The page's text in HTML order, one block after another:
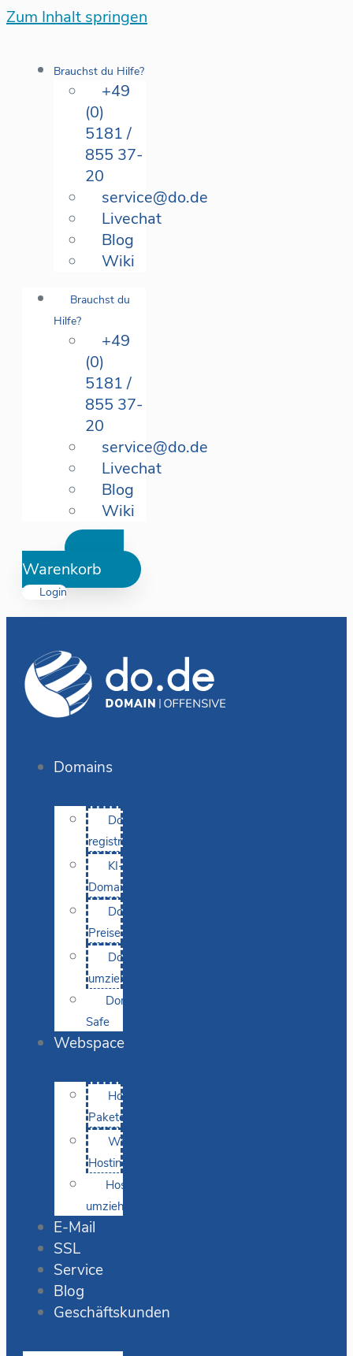
Zum Inhalt springen
Brauchst du Hilfe?
+49
(0)
5181 /
855 37-
20
service@do.de
Livechat
Blog
Wiki
Brauchst du
Hilfe?
+49
(0)
5181 /
855 37-
20
service@do.de
Livechat
Blog
Wiki
Warenkorb
Login
Domains
Domain
registrieren
KI-
Domainsuche
Domain-
Preise
Domain
umziehen
Domain-
Safe
Webspace
Hosting-
Pakete
WordPress
Hosting
Hosting
umziehen
E-Mail
SSL
Service
Blog
Geschäftskunden